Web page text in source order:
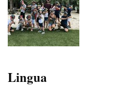
Lingua